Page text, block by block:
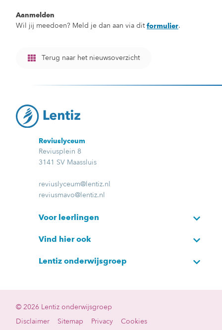
Aanmelden
Wil jij meedoen? Meld je dan aan via ditformulier.
Terug naar het nieuwsoverzicht
Reviuslyceum
Reviusplein 8
3141 SV Maassluis
reviuslyceum@lentiz.nl
reviusmavo@lentiz.nl
Voor leerlingen
Vind hier ook
Lentiz onderwijsgroep
© 2026 Lentiz onderwijsgroep
Disclaimer
Sitemap Privacy
Cookies